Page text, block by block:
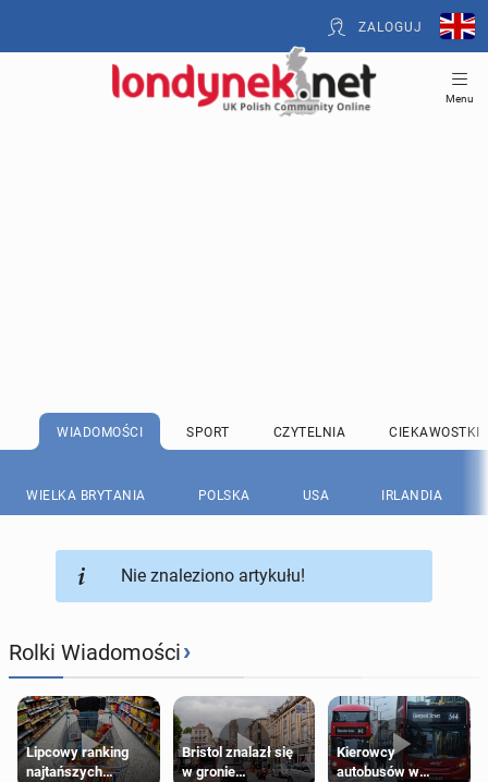
ZALOGUJ
Menu
WIADOMOŚCI SPORT CZYTELNIA CIEKAWOSTKI
WIELKA BRYTANIA POLSKA USA IRLANDIA
Nie znaleziono artykułu!
Rolki Wiadomości›
Lipcowy ranking
najtańszych
Bristol znalazł się
w gronie
Kierowcy
autobusów w